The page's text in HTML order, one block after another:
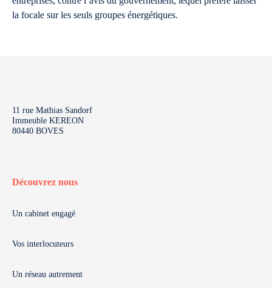
la focale sur les seuls groupes énergétiques.
11 rue Mathias Sandorf
Immeuble KEREON
80440 BOVES
Découvrez nous
Un cabinet engagé
Vos interlocuteurs
Un réseau autrement